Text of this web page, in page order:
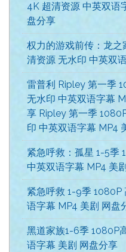
4K 超清资源 中英双语
盘分享
权力的游戏前传：龙之
清资源 无水印 中英双
雷普利 Ripley 第一季
无水印 中英双语字幕
享 Ripley 第一季
印 中英双语字幕 MP4
紧急呼救：孤星 1-5季
中英双语字幕 MP4 美
紧急呼救 1-9季 1080P
语字幕 MP4 美剧 网盘
黑道家族1-6季 1080P
语字幕 美剧 网盘分享